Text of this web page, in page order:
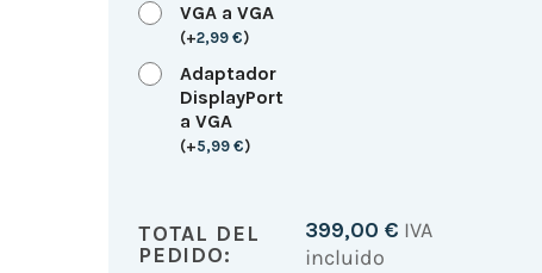
VGA a VGA
(+2,99 €)
Adaptador
DisplayPort
a VGA
(+5,99 €)
TOTAL DEL
PEDIDO:
399,00 € IVA
incluido